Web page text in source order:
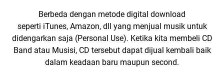
Berbeda dengan metode digital download
seperti iTunes, Amazon, dll yang menjual musik untuk
didengarkan saja (Personal Use). Ketika kita membeli CD
Band atau Musisi, CD tersebut dapat dijual kembali baik
dalam keadaan baru maupun second.